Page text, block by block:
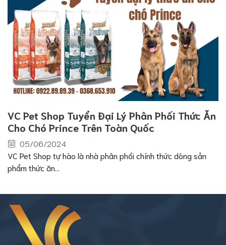
VC Pet Shop Tuyển Đại Lý Phân Phối Thức Ăn
Cho Chó Prince Trên Toàn Quốc
05/06/2024
VC Pet Shop tự hào là nhà phân phối chính thức dòng sản
phẩm thức ăn...